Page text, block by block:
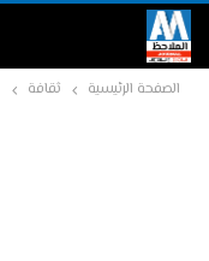
الصفحة الرئيسية ثقافة